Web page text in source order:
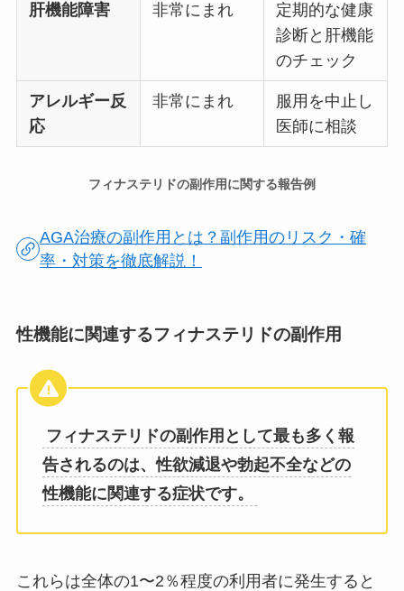
肝機能障害 非常にまれ
定期的な健康
診断と肝機能
のチェック
アレルギー反
応
非常にまれ
服用を中止し
医師に相談
フィナステリドの副作用に関する報告例
AGA治療の副作用とは？副作用のリスク・確
率・対策を徹底解説！
性機能に関連するフィナステリドの副作用
フィナステリドの副作用として最も多く報
告されるのは、性欲減退や勃起不全などの
性機能に関連する症状です。
これらは全体の1〜2％程度の利用者に発生すると